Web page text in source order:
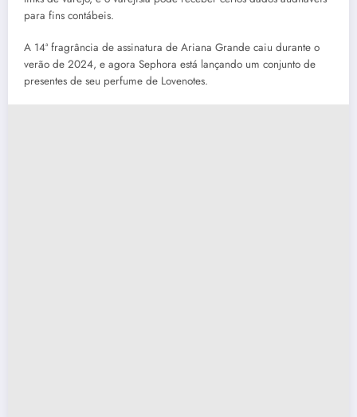
para fins contábeis.
A 14ª fragrância de assinatura de Ariana Grande caiu durante o
verão de 2024, e agora Sephora está lançando um conjunto de
presentes de seu perfume de Lovenotes.